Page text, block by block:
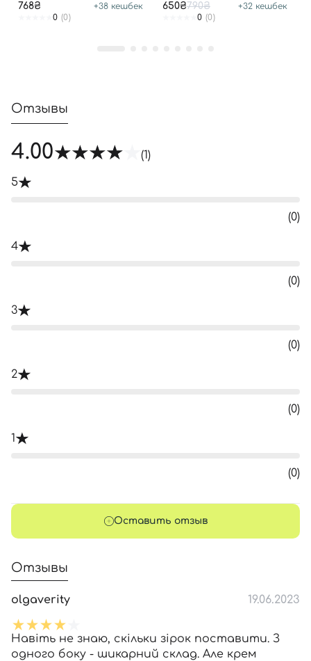
768₴ +38 кешбек
0 (0)
650₴790₴ +32 кешбек
0 (0)
Отзывы
4.00 (1)
5
(0)
4
(0)
3
(0)
2
(0)
1
(0)
Оставить отзыв
Отзывы
olgaverity 19.06.2023
Навіть не знаю, скільки зірок поставити. З
одного боку - шикарний склад. Але крем